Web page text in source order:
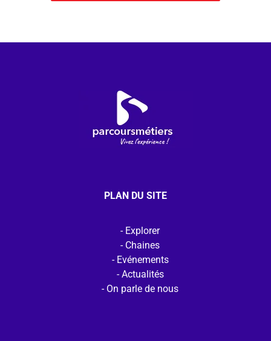
PLAN DU SITE
Explorer
Chaines
Evénements
Actualités
On parle de nous